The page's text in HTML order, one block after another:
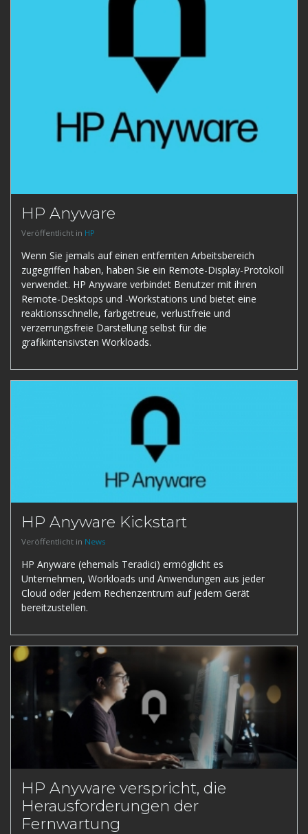
HP Anyware
Veröffentlicht in HP
Wenn Sie jemals auf einen entfernten Arbeitsbereich
zugegriffen haben, haben Sie ein Remote-Display-Protokoll
verwendet. HP Anyware verbindet Benutzer mit ihren
Remote-Desktops und -Workstations und bietet eine
reaktionsschnelle, farbgetreue, verlustfreie und
verzerrungsfreie Darstellung selbst für die
grafikintensivsten Workloads.
HP Anyware Kickstart
Veröffentlicht in News
HP Anyware (ehemals Teradici) ermöglicht es
Unternehmen, Workloads und Anwendungen aus jeder
Cloud oder jedem Rechenzentrum auf jedem Gerät
bereitzustellen.
HP Anyware verspricht, die
Herausforderungen der
Fernwartung